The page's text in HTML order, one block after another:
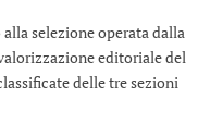
selezione operata dalla
editoriale del
delle tre sezioni